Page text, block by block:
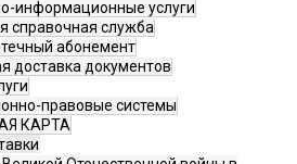
информационные услуги
справочная служба
абонемент
доставка документов
правовые системы
КАРТА